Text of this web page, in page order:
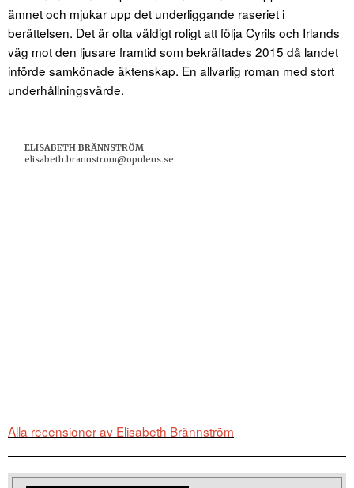
ämnet och mjukar upp det underliggande raseriet i
berättelsen. Det är ofta väldigt roligt att följa Cyrils och Irlands
väg mot den ljusare framtid som bekräftades 2015 då landet
införde samkönade äktenskap. En allvarlig roman med stort
underhållningsvärde.
ELISABETH BRÄNNSTRÖM
elisabeth.brannstrom@opulens.se
Alla recensioner av Elisabeth Brännström